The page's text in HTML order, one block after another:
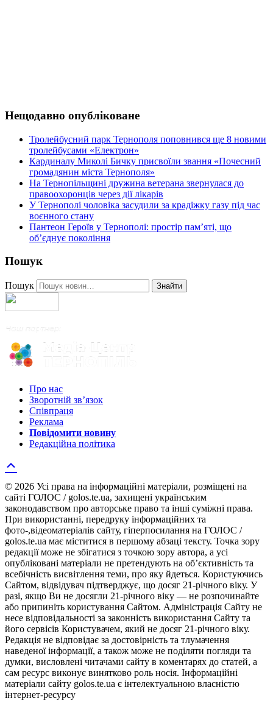
Нещодавно опубліковане
Тролейбусний парк Тернополя поповнився ще 8 новими
тролейбусами «Електрон»
Кардиналу Миколі Бичку присвоїли звання «Почесний
громадянин міста Тернополя»
На Тернопільщині дружина ветерана звернулася до
правоохоронців через дії лікарів
У Тернополі чоловіка засудили за крадіжку газу під час
воєнного стану
Пантеон Героїв у Тернополі: простір пам’яті, що
об’єднує покоління
Пошук
Пошук Знайти
Про нас
Зворотній зв’язок
Співпраця
Реклама
Повідомити новину
Редакційна політика
© 2026 Усі права на інформаційні матеріали, розміщені на
сайті ГОЛОС / golos.te.ua, захищені українським
законодавством про авторське право та інші суміжні права.
При використанні, передруку інформаційних та
фото-,відеоматеріалів сайту, гіперпосилання на ГОЛОС /
golos.te.ua має міститися в першому абзаці тексту. Точка зору
редакції може не збігатися з точкою зору автора, а усі
опубліковані матеріали не претендують на об’єктивність та
всебічність висвітлення теми, про яку йдеться. Користуючись
Сайтом, відвідувач підтверджує, що досяг 21-річного віку. У
разі, якщо Ви не досягли 21-річного віку — не розпочинайте
або припиніть користування Сайтом. Адміністрація Сайту не
несе відповідальності за законність використання Сайту та
його сервісів Користувачем, який не досяг 21-річного віку.
Редакція не відповідає за достовірність та тлумачення
наведеної інформації, а також може не поділяти погляди та
думки, висловлені читачами сайту в коментарях до статей, а
сам ресурс виконує винятково роль носія. Інформаційні
матеріали сайту golos.te.ua є інтелектуальною власністю
інтернет-ресурсу